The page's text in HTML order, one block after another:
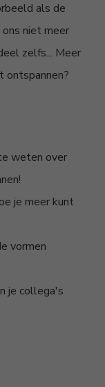
als de
niet meer
zelfs... Meer
ontspannen?
weten over
je meer kunt
vormen
je collega's